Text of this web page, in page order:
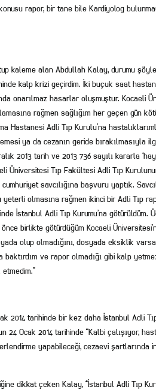
rapor, bir tane bile Kardiyolog
kaleme alan Abdullah Kalay, durumu şöyle
kalp krizi geçirdim. İki buçuk saat
onarılmaz hasarlar oluşmuştur. Kocaeli
rağmen sağlığım her geçen gün
Hastanesi Adli Tıp Kurulu’na
ya da cezanın geride bırakılmasıyla
2013 tarih ve 2013 736 sayılı kararla
Üniversitesi Tıp Fakültesi Adli Tıp
savcılığına başvuru yaptık.
olmasına rağmen ikinci bir Adli Tıp
İstanbul Adli Tıp Kurumu’na götürüldüm.
birlikte götürdüğüm Kocaeli
olup olmadığını, dosyada eksiklik
baktırdım ve rapor olmadığı gibi kalp
2014 tarihinde bir kez daha İstanbul Adli Tıp
24 Ocak 2014 tarihinde “Kalbi çalışıyor,
yapabileceği, cezaevi şartlarında
dikkat çeken Kalay, “İstanbul Adli Tıp